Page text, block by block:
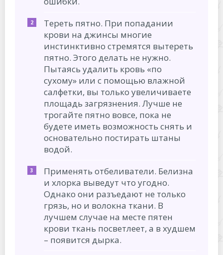
Тереть пятно. При попадании
крови на джинсы многие
инстинктивно стремятся вытереть
пятно. Этого делать не нужно.
Пытаясь удалить кровь «по
сухому» или с помощью влажной
салфетки, вы только увеличиваете
площадь загрязнения. Лучше не
трогайте пятно вовсе, пока не
будете иметь возможность снять и
основательно постирать штаны
водой.
Применять отбеливатели. Белизна
и хлорка выведут что угодно.
Однако они разъедают не только
грязь, но и волокна ткани. В
лучшем случае на месте пятен
крови ткань посветлеет, а в худшем
– появится дырка.